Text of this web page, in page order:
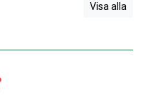
Visa alla